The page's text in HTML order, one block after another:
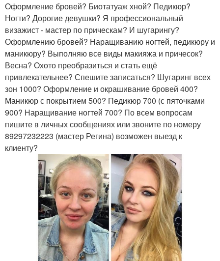
Оформление бровей? Биотатуаж хной? Педикюр?
Ногти? Дорогие девушки? Я профессиональный
визажист - мастер по прическам? И шугарингу?
Оформлению бровей? Наращиванию ногтей, педикюру и
маникюру? Выполняю все виды макияжа и причесок?
Весна? Охото преобразиться и стать ещё
привлекательнее? Спешите записаться? Шугаринг всех
зон 1000? Оформление и окрашивание бровей 400?
Маникюр с покрытием 500? Педикюр 700 (с пяточками
900? Наращивание ногтей 700? По всем вопросам
пишите в личных сообщениях или звоните по номеру
89297232223 (мастер Регина) возможен выезд к
клиенту?